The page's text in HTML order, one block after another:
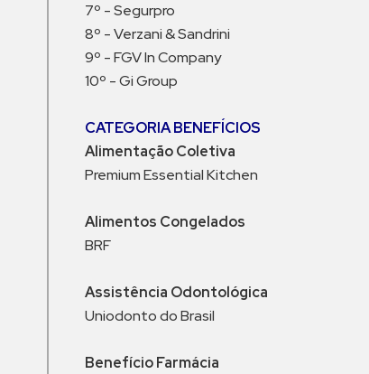
7º - Segurpro
8º - Verzani & Sandrini
9º - FGV In Company
10º - Gi Group
CATEGORIA BENEFÍCIOS
Alimentação Coletiva
Premium Essential Kitchen
Alimentos Congelados
BRF
Assistência Odontológica
Uniodonto do Brasil
BenefícioFarmácia